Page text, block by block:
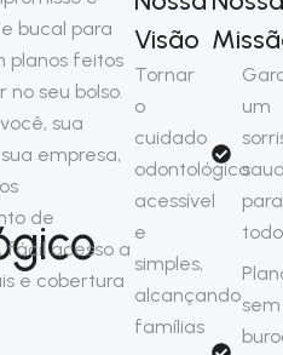
bucal para
planos feitos
no seu bolso.
sua
empresa,
de
fácil acesso a
e cobertura
Visão
Tornar
o
cuidado
odontológico
acessível
e
simples,
alcançando
famílias
um
para
sem